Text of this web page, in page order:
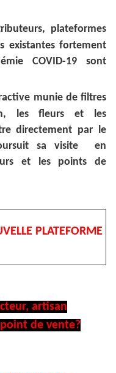
plateformes
existantes fortement
COVID-19 sont
munie de filtres
les fleurs et les
directement par le
sa visite en
et les points de
PLATEFORME
artisan
de vente?